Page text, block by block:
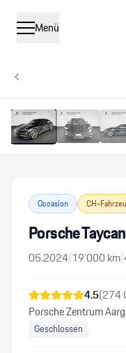
Menü
Occasion CH-
Porsche
05.2024|19’000km|
4.5(274
Porsche Zentrum
Geschlossen